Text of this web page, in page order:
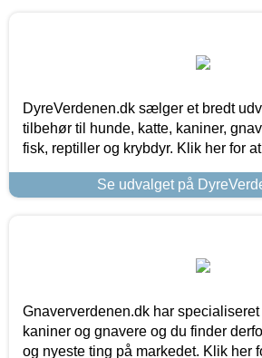
DyreVerdenen.dk sælger et bredt
tilbehør til hunde, katte, kaniner,
fisk, reptiller og krybdyr. Klik her for
Se udvalget på
Gnaververdenen.dk har
kaniner og gnavere og du finder
og nyeste ting på markedet. Klik her